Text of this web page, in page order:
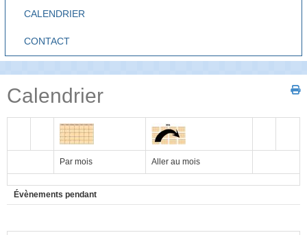
CALENDRIER
CONTACT
Calendrier
Par mois Aller au mois
Évènements pendant